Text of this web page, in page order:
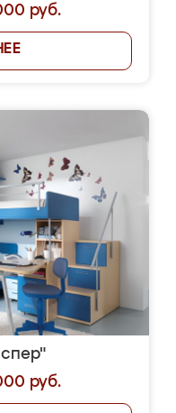
руб.
руб.